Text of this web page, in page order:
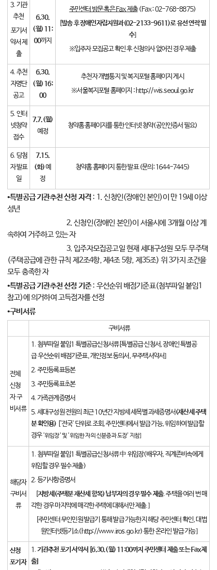
3. 기관
추천
포기서
약서 제
출
6.30.
(월) 11:
00까지
주민센터 방문 혹은Fax제출(Fax : 02-768-8875)
발송 후 장애인자립지원과(02-2133-9611)로 유선 연락 필
수]
※입주자 모집공고 확인 후 신청의사 없어진 경우 제출
4. 추천
자명단
공고
6.30.
(월) 16:
00
추천자 개별통지 및 복지포털 홈페이지 게시
※서울복지포털 홈페이지 : http://wis.seoul.go.kr
5. 인터
넷청약
접수
7.7.(월)
예정
청약홈 홈페이지를 통한 인터넷 청약(공인인증서 필요)
6. 당첨
자 발표
일
7.15.
(화)예
정
청약홈 홈페이지 통한 발표 (문의: 1644-7445)
•특별공급 기관추천 신청 자격 : 1. 신청인(장애인 본인)이 만 19세 이상
성년
2. 신청인(장애인 본인)이 서울시에 3개월 이상 계
속하여 거주하고 있는 자
3. 입주자모집공고일 현재 세대구성원 모두 무주택
(주택공급에 관한 규칙 제2조4항, 제4조 5항, 제35조) 위 3가지 조건을
모두 충족한 자
•특별공급 기관추천 선정 기준: 우선순위 배점기준표(첨부파일 붙임1
참고)에 의거하여 고득점자를 선정
•구비서류
구비서류
전체
신청
자 구
비서류
1. 첨부파일 붙임1 특별공급신청서류[특별공급 신청서, 장애인 특별공
급 우선순위 배점기준표, 개인정보 동의서, 무주택서약서]
2. 주민등록표등본
3. 주민등록표초본
4. 가족관계증명서
5. 세대구성원 전원의 최근 10년간 지방세 세목별 과세증명서(재산세 주택
분 확인용) ['전국' 단위로 조회, 주민센터에서 발급 가능, 위임하여 발급할
경우'위임장' 및 '위임한 자의 신분증과 도장' 지참]
해당자
구비서
류
1. 첨부파일 붙임1 특별공급신청서류 中 위임장(배우자, 직계존비속에게
위임할 경우 필수 제출)
2. 등기사항증명서
[지방세(주택분 재산세 항목) 납부자의 경우 필수 제출. 주택을 여러 번 매
각한 경우 마지막에 매각한 주택에 대해서만 제출.]
[주민센터 무인민원 발급기 통해 발급 가능한지 해당 주민센터 확인, 대법
원인터넷등기소(http://www.iros.go.kr) 통한 온라인 발급 가능]
신청
포기자
1.기관추천 포기 서약서 [6.30.(월) 11:00까지 주민센터 제출 또는 Fax제
출]